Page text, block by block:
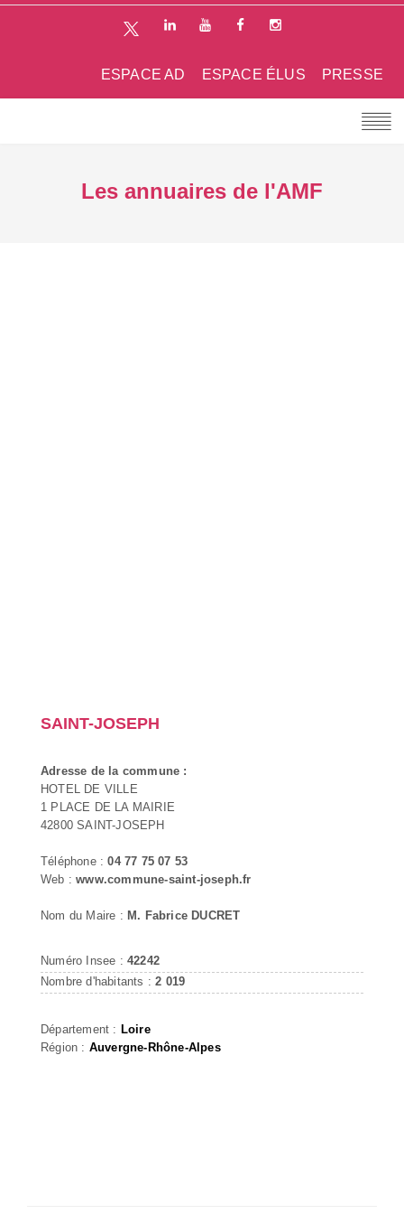
PRESSE
ESPACE ÉLUS
ESPACE AD
Les annuaires de l'AMF
SAINT-JOSEPH
Adresse de la commune :
HOTEL DE VILLE
1 PLACE DE LA MAIRIE
42800 SAINT-JOSEPH
Téléphone :04 77 75 07 53
Web :www.commune-saint-joseph.fr
Nom du Maire : M. Fabrice DUCRET
Numéro Insee : 42242
Nombre d'habitants :2 019
Département : Loire
Région : Auvergne-Rhône-Alpes